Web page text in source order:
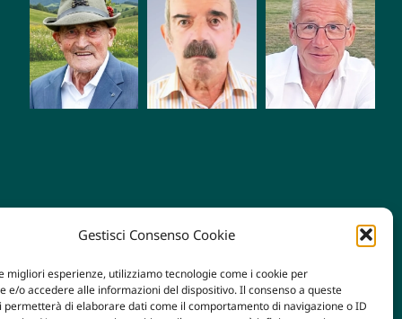
Gestisci Consenso Cookie
migliori esperienze, utilizziamo tecnologie come i cookie per
e/o accedere alle informazioni del dispositivo. Il consenso a queste
permetterà di elaborare dati come il comportamento di navigazione o ID
Mario
Zampese
Giacomo
Tognetti
Roberto
Fiorio